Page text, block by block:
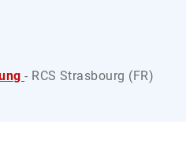
- RCS Strasbourg (FR)